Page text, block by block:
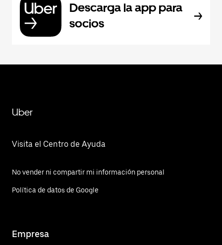
Descarga la app para
socios
Uber
Visita el Centro de Ayuda
No vender ni compartir mi información personal
Política de datos de Google
Empresa